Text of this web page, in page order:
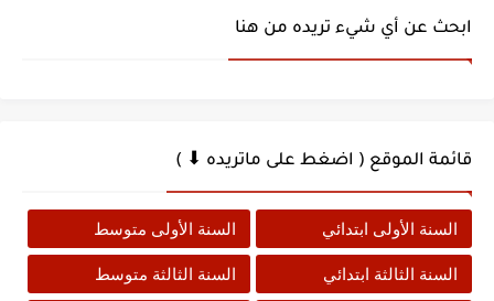
ابحث عن أي شيء تريده من هنا
قائمة الموقع ( اضغط على ماتريده ⬇ )
السنة الأولى ابتدائي السنة الأولى متوسط
السنة الثالثة ابتدائي السنة الثالثة متوسط